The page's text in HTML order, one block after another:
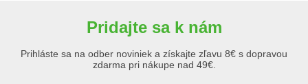
Pridajte sa k nám
Prihláste sa na odber noviniek a získajte zľavu 8€ s dopravou
zdarma pri nákupe nad 49€.